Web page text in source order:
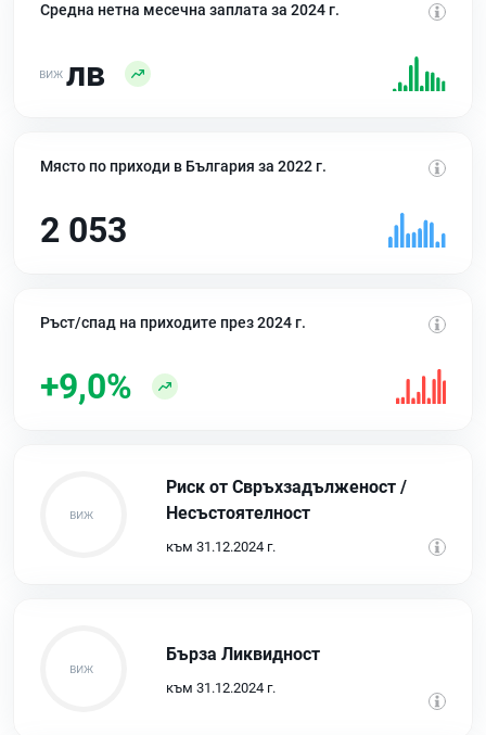
Средна нетна месечна заплата за 2024 г.
лв
Място по приходи в България за 2022 г.
2 053
Ръст/спад на приходите през 2024 г.
+9,0%
Риск от Свръхзадълженост /
Несъстоятелност
към 31.12.2024 г.
Бърза Ликвидност
към 31.12.2024 г.